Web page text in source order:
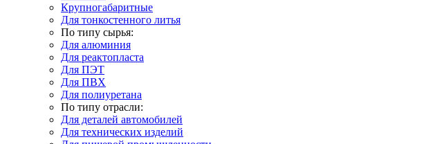
Крупногабаритные
Для тонкостенного литья
По типу сырья:
Для алюминия
Для реактопласта
Для ПЭТ
Для ПВХ
Для полиуретана
По типу отрасли:
Для деталей автомобилей
Для технических изделий